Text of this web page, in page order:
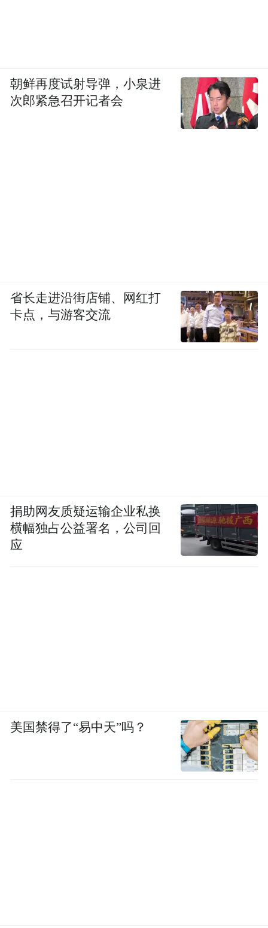
朝鲜再度试射导弹，小泉进
次郎紧急召开记者会
省长走进沿街店铺、网红打
卡点，与游客交流
捐助网友质疑运输企业私换
横幅独占公益署名，公司回
应
美国禁得了“易中天”吗？